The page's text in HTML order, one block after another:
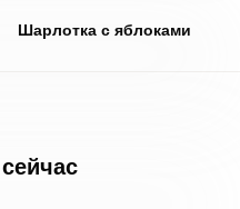
Шарлотка с яблоками